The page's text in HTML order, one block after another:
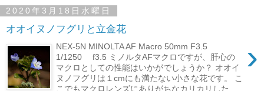
2020年3月18日水曜日
オオイヌノフグリと立金花
›
NEX-5N MINOLTA AF Macro 50mm F3.5
1/1250 f3.5 ミノルタAFマクロですが、肝心の
マクロとしての性能はいかがでしょうか？ オオイ
ヌノフグリは１cmにも満たない小さな花です。 こ
こでもマクロレンズにありがちなカリカリした...